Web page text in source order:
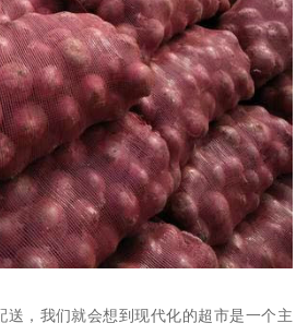
送，我们就会想到现代化的超市是一个主